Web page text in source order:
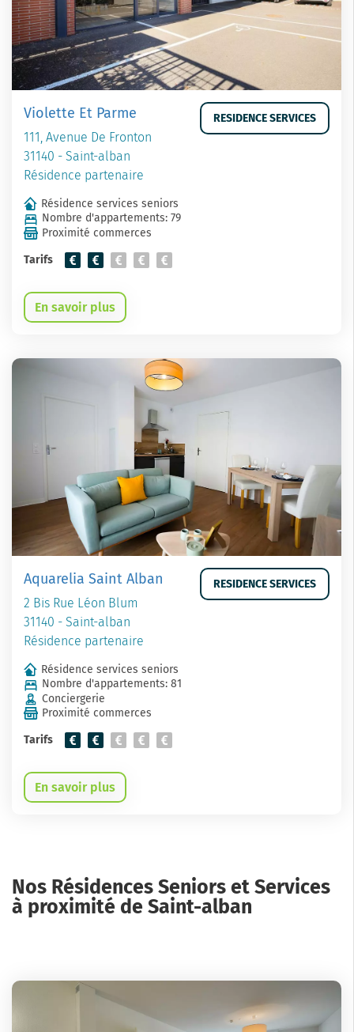
Violette Et Parme
111, Avenue De Fronton
31140 - Saint-alban
Résidence partenaire
RESIDENCE SERVICES
Résidence services seniors
Nombre d'appartements: 79
Proximité commerces
Tarifs
En savoir plus
Aquarelia Saint Alban
2 Bis Rue Léon Blum
31140 - Saint-alban
Résidence partenaire
RESIDENCE SERVICES
Résidence services seniors
Nombre d'appartements: 81
Conciergerie
Proximité commerces
Tarifs
En savoir plus
Nos Résidences Seniors et Services
à proximité de Saint-alban